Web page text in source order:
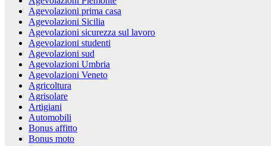
Agevolazioni prima casa
Agevolazioni Sicilia
Agevolazioni sicurezza sul lavoro
Agevolazioni studenti
Agevolazioni sud
Agevolazioni Umbria
Agevolazioni Veneto
Agricoltura
Agrisolare
Artigiani
Automobili
Bonus affitto
Bonus moto